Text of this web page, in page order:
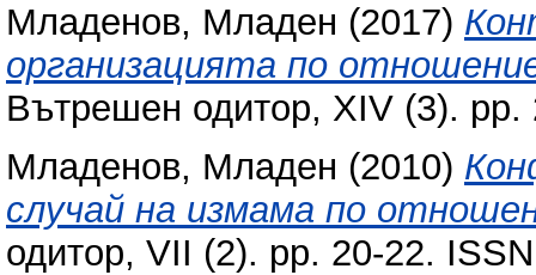
Младенов, Младен (2017)
организацията по
Вътрешен одитор, XIV (3). pp.
Младенов, Младен (2010)
случай на измама по
одитор, VІІ (2). pp. 20-22.